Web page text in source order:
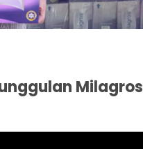
Milagros